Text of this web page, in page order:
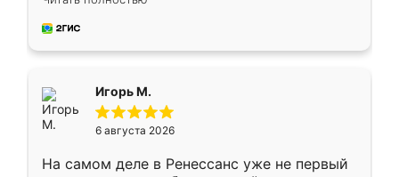
делу со всей ответственностью. Собрали
за день, ребята работали аккуратно, даже
Игорь М.
6 августа 2026
На самом деле в Ренессанс уже не первый